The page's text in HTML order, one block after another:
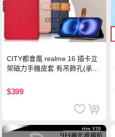
CITY都會風 realme 16 插卡立
架磁力手機皮套 有吊飾孔(承諾
$399